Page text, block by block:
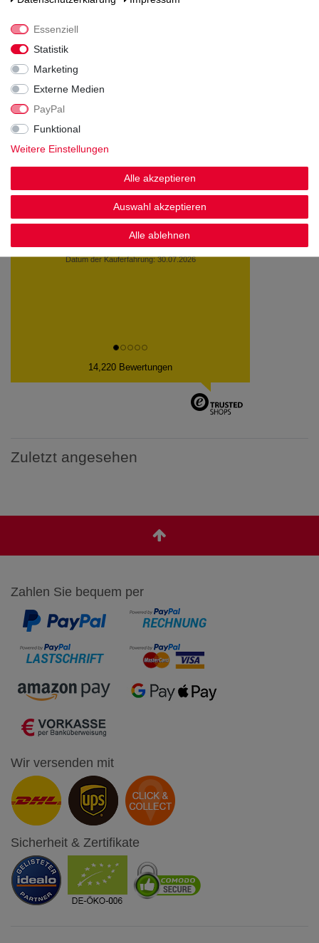
Noch sind keine Bewertungen vorhanden.
Kundenstimmen
Datum der Kauferfahrung: 30.07.2026
14,220 Bewertungen
Zuletzt angesehen
Zahlen Sie bequem per
Wir versenden mit
Sicherheit & Zertifikate
Essenziell
Statistik
Marketing
Externe Medien
PayPal
Funktional
Weitere Einstellungen
Alle akzeptieren
Auswahl akzeptieren
Alle ablehnen